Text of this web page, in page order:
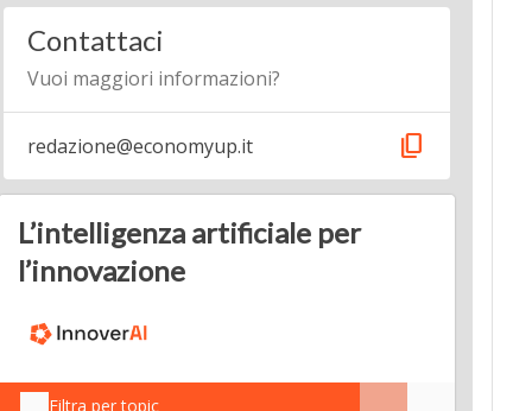
Contattaci
Vuoi maggiori informazioni?
redazione@economyup.it content_copy
L’intelligenza artificiale per
l’innovazione
Filtra per topic